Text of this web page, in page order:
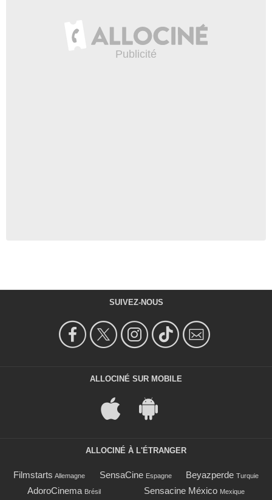
SUIVEZ-NOUS
ALLOCINÉ SUR MOBILE
ALLOCINÉ À L'ÉTRANGER
Filmstarts Allemagne SensaCine Espagne Beyazperde Turquie
AdoroCinema Brésil Sensacine México Mexique